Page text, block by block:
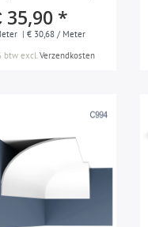
35,90 *
| € 30,68 / Meter
btw excl.Verzendkosten